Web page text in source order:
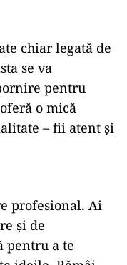
chiar legată de
se va
pentru
o mică
– fii atent și
profesional. Ai
și de
pentru a te